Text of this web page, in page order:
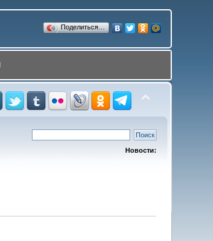
Поделиться…
Новости: